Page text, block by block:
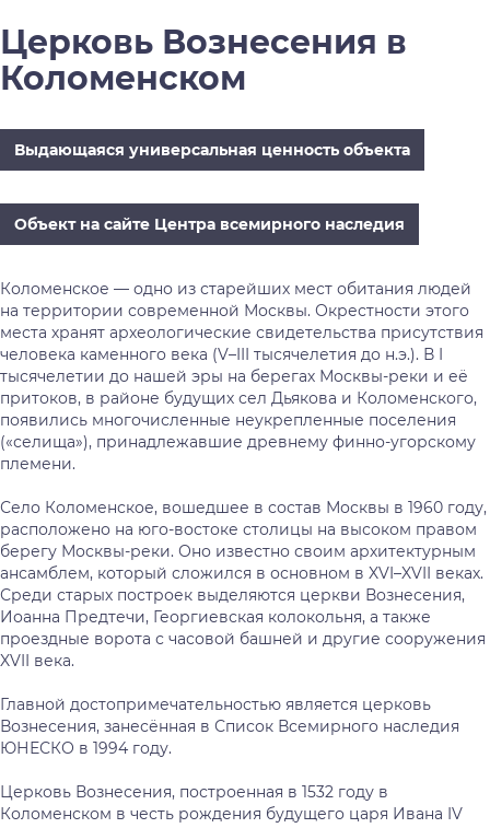
Церковь Вознесения в
Коломенском
Выдающаяся универсальная ценность объекта
Объект на сайте Центра всемирного наследия
Коломенское — одно из старейших мест обитания людей
на территории современной Москвы. Окрестности этого
места хранят археологические свидетельства присутствия
человека каменного века (V–III тысячелетия до н.э.). В I
тысячелетии до нашей эры на берегах Москвы-реки и её
притоков, в районе будущих сел Дьякова и Коломенского,
появились многочисленные неукрепленные поселения
(«селища»), принадлежавшие древнему финно-угорскому
племени.
Село Коломенское, вошедшее в состав Москвы в 1960 году,
расположено на юго-востоке столицы на высоком правом
берегу Москвы-реки. Оно известно своим архитектурным
ансамблем, который сложился в основном в XVI–XVII веках.
Среди старых построек выделяются церкви Вознесения,
Иоанна Предтечи, Георгиевская колокольня, а также
проездные ворота с часовой башней и другие сооружения
XVII века.
Главной достопримечательностью является церковь
Вознесения, занесённая в Список Всемирного наследия
ЮНЕСКО в 1994 году.
Церковь Вознесения, построенная в 1532 году в
Коломенском в честь рождения будущего царя Ивана IV